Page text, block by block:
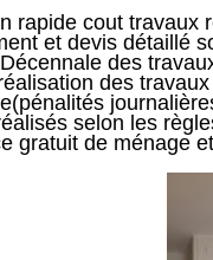
rapide cout travaux
et devis détaillé
des
des
selon les
gratuit de ménage